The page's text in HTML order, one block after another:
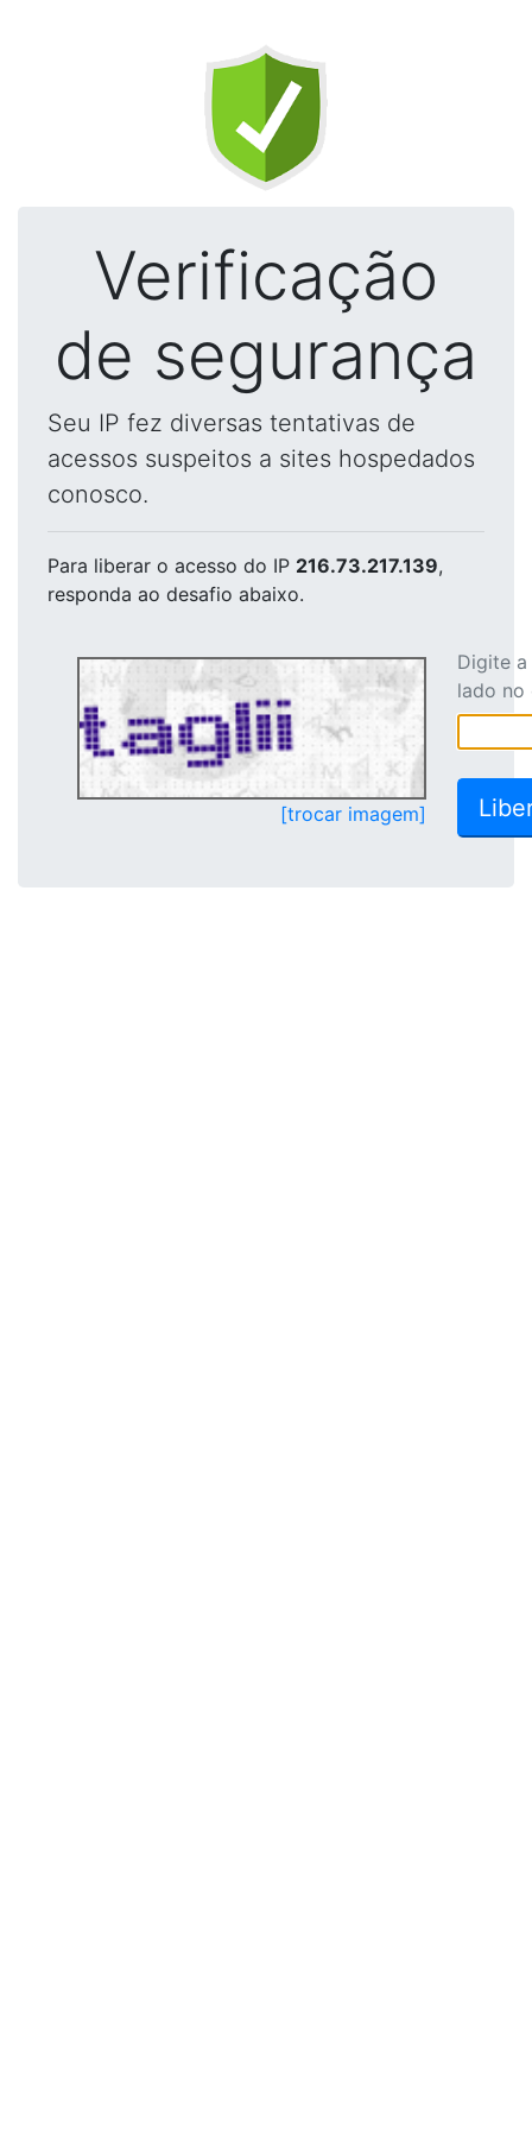
Verificação
de segurança
Seu IP fez diversas tentativas de
acessos suspeitos a sites hospedados
conosco.
Para liberar o acesso do IP 216.73.217.139,
responda ao desafio abaixo.
[trocar imagem]
Digite
lado no